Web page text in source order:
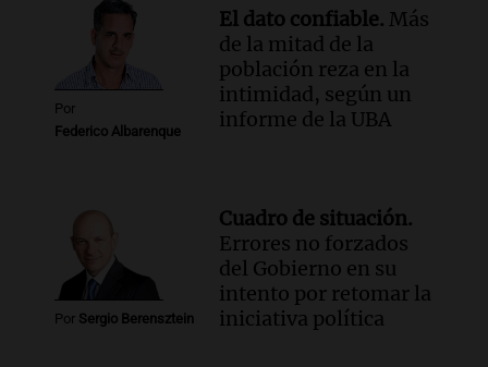
Por
Federico Albarenque
El dato confiable. Más
de la mitad de la
población reza en la
intimidad, según un
informe de la UBA
Por Sergio Berensztein
Cuadro de situación.
Errores no forzados
del Gobierno en su
intento por retomar la
iniciativa política